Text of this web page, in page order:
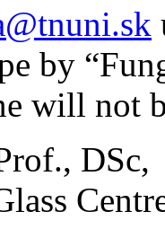
by
will not
DSc,